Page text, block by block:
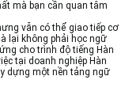
mà bạn cần quan tâm
vẫn có thể giao tiếp cơ
lại không phải học ngữ
cho trình độ tiếng Hàn
tại doanh nghiệp Hàn
dựng một nền tảng ngữ